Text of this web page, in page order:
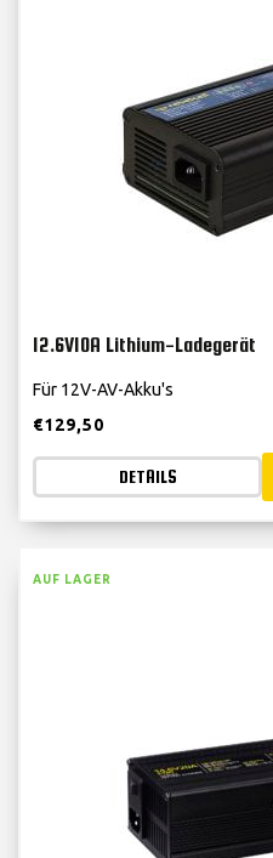
12.6V10A Lithium-Ladegerät
Für 12V-AV-Akku's
€129,50
DETAILS
AUF LAGER